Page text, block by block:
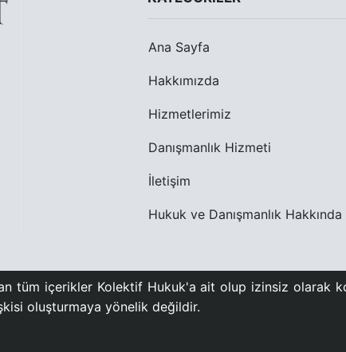
Ana Sayfa
Hakkımızda
Hizmetlerimiz
Danışmanlık Hizmeti
İletişim
Hukuk ve Danışmanlık Hakkında
tüm içerikler Kolektif Hukuk'a ait olup izinsiz olarak
oluşturmaya yönelik değildir.